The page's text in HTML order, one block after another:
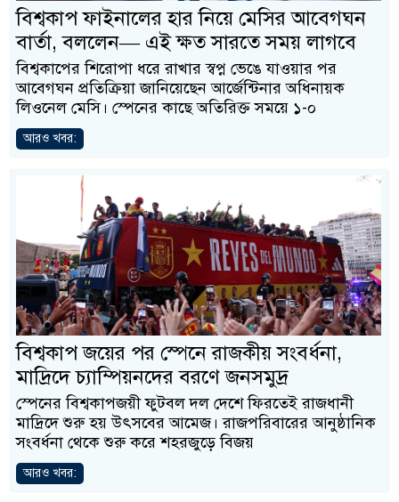
বিশ্বকাপ ফাইনালের হার নিয়ে মেসির আবেগঘন
বার্তা, বললেন— এই ক্ষত সারতে সময় লাগবে
বিশ্বকাপের শিরোপা ধরে রাখার স্বপ্ন ভেঙে যাওয়ার পর
আবেগঘন প্রতিক্রিয়া জানিয়েছেন আর্জেন্টিনার অধিনায়ক
লিওনেল মেসি। স্পেনের কাছে অতিরিক্ত সময়ে ১-০
আরও খবর:
বিশ্বকাপ জয়ের পর স্পেনে রাজকীয় সংবর্ধনা,
মাদ্রিদে চ্যাম্পিয়নদের বরণে জনসমুদ্র
স্পেনের বিশ্বকাপজয়ী ফুটবল দল দেশে ফিরতেই রাজধানী
মাদ্রিদে শুরু হয় উৎসবের আমেজ। রাজপরিবারের আনুষ্ঠানিক
সংবর্ধনা থেকে শুরু করে শহরজুড়ে বিজয়
আরও খবর: